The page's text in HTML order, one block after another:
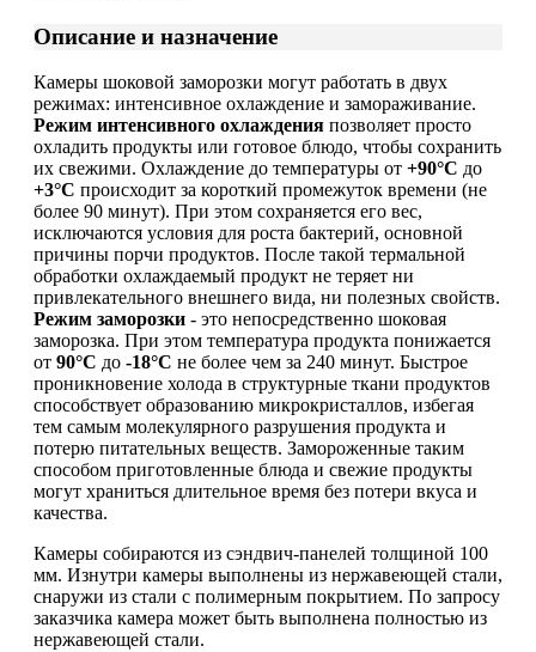
Описание и назначение
Камеры шоковой заморозки могут работать в двух
режимах: интенсивное охлаждение и замораживание.
Режим интенсивного охлаждения позволяет просто
охладить продукты или готовое блюдо, чтобы сохранить
их свежими. Охлаждение до температуры от +90°С до
+3°С происходит за короткий промежуток времени (не
более 90 минут). При этом сохраняется его вес,
исключаются условия для роста бактерий, основной
причины порчи продуктов. После такой термальной
обработки охлаждаемый продукт не теряет ни
привлекательного внешнего вида, ни полезных свойств.
Режим заморозки - это непосредственно шоковая
заморозка. При этом температура продукта понижается
от 90°С до -18°С не более чем за 240 минут. Быстрое
проникновение холода в структурные ткани продуктов
способствует образованию микрокристаллов, избегая
тем самым молекулярного разрушения продукта и
потерю питательных веществ. Замороженные таким
способом приготовленные блюда и свежие продукты
могут храниться длительное время без потери вкуса и
качества.
Камеры собираются из сэндвич-панелей толщиной 100
мм. Изнутри камеры выполнены из нержавеющей стали,
снаружи из стали с полимерным покрытием. По запросу
заказчика камера может быть выполнена полностью из
нержавеющей стали.